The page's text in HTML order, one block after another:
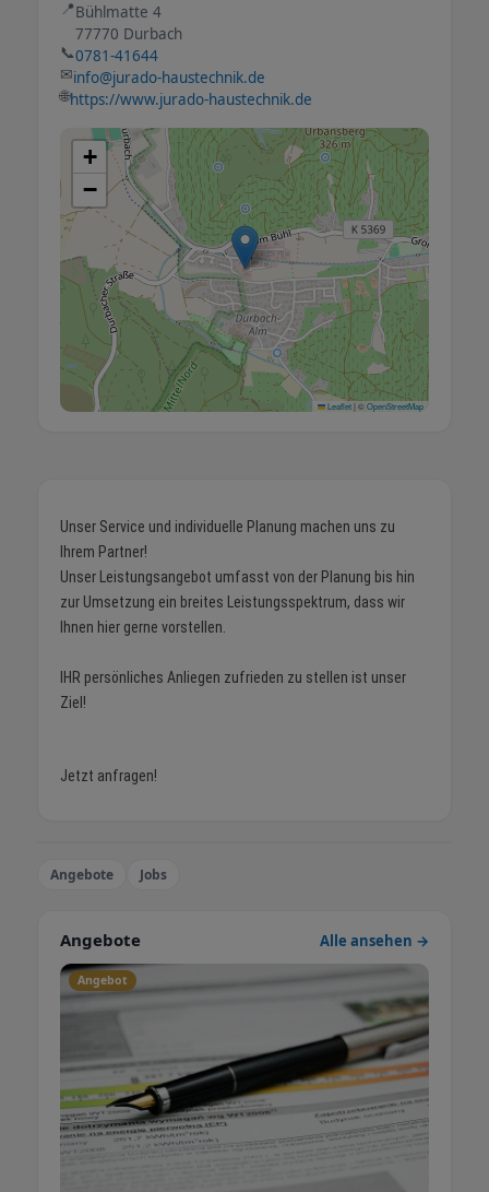
Unser Service und individuelle Planung machen uns zu
Ihrem Partner!
Unser Leistungsangebot umfasst von der Planung bis hin
zur Umsetzung ein breites Leistungsspektrum, dass wir
Ihnen hier gerne vorstellen.
IHR persönliches Anliegen zufrieden zu stellen ist unser
Ziel!
Jetzt anfragen!
Angebote Jobs
Angebote Alle ansehen →
Angebot
📍Bühlmatte 4
77770 Durbach
📞0781-41644
✉info@jurado-haustechnik.de
🌐https://www.jurado-haustechnik.de
+
−
Leaflet|©OpenStreetMap